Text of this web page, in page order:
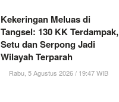
Kekeringan Meluas di
Tangsel: 130 KK Terdampak,
Setu dan Serpong Jadi
Wilayah Terparah
Rabu, 5 Agustus 2026 / 19:47 WIB